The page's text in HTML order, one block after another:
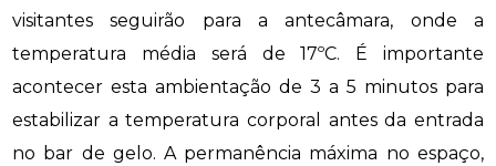
visitantes seguirão para a antecâmara, onde a
temperatura média será de 17ºC. É importante
acontecer esta ambientação de 3 a 5 minutos para
estabilizar a temperatura corporal antes da entrada
no bar de gelo. A permanência máxima no espaço,